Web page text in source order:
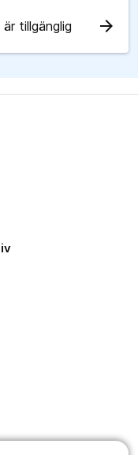
tillgänglig arrow_forward